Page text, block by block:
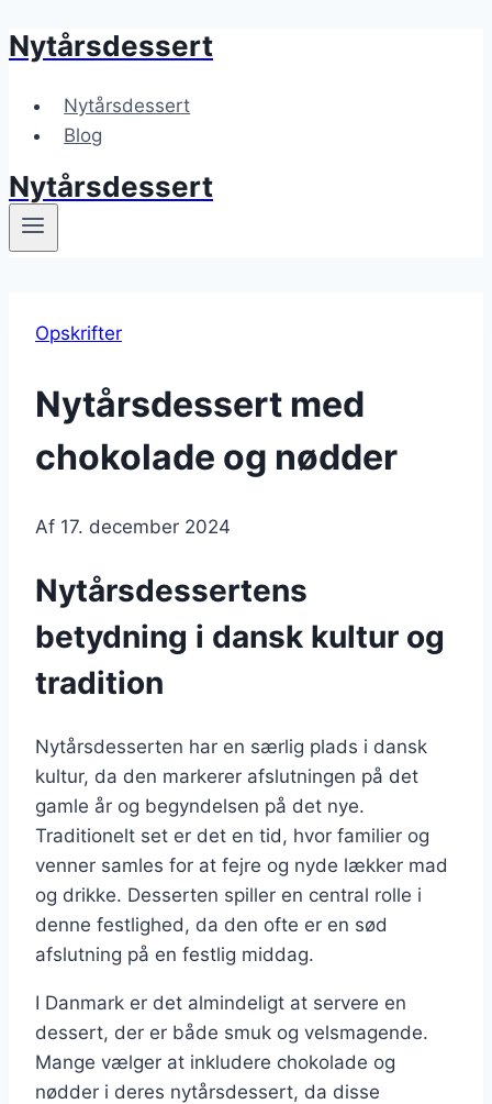
Fortsæt
indhold
Nytårsdessert
Nytårsdessert
Blog
Nytårsdessert
Opskrifter
Nytårsdessert med
chokolade og nødder
Af 17. december 2024
Nytårsdessertens
betydning i dansk kultur og
tradition
Nytårsdesserten har en særlig plads i dansk
kultur, da den markerer afslutningen på det
gamle år og begyndelsen på det nye.
Traditionelt set er det en tid, hvor familier og
venner samles for at fejre og nyde lækker mad
og drikke. Desserten spiller en central rolle i
denne festlighed, da den ofte er en sød
afslutning på en festlig middag.
I Danmark er det almindeligt at servere en
dessert, der er både smuk og velsmagende.
Mange vælger at inkludere chokolade og
nødder i deres nytårsdessert, da disse